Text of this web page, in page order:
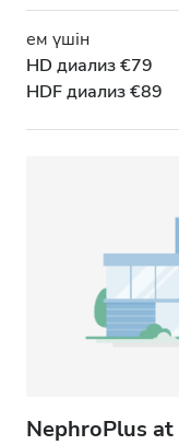
ем үшін
HD диализ €79
HDF диализ €89
NephroPlus